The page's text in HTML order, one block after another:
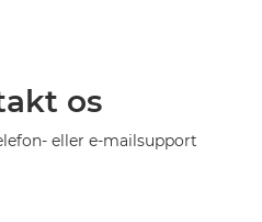
os
eller e-mailsupport